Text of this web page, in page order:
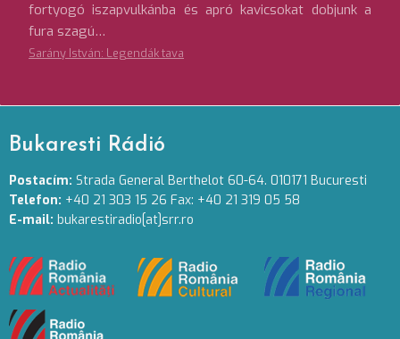
fortyogó iszapvulkánba és apró kavicsokat dobjunk a
fura szagú…
Sarány István: Legendák tava
Bukaresti Rádió
Postacím: Strada General Berthelot 60-64. 010171 Bucuresti
Telefon: +40 21 303 15 26 Fax: +40 21 319 05 58
E-mail: bukarestiradio[at]srr.ro